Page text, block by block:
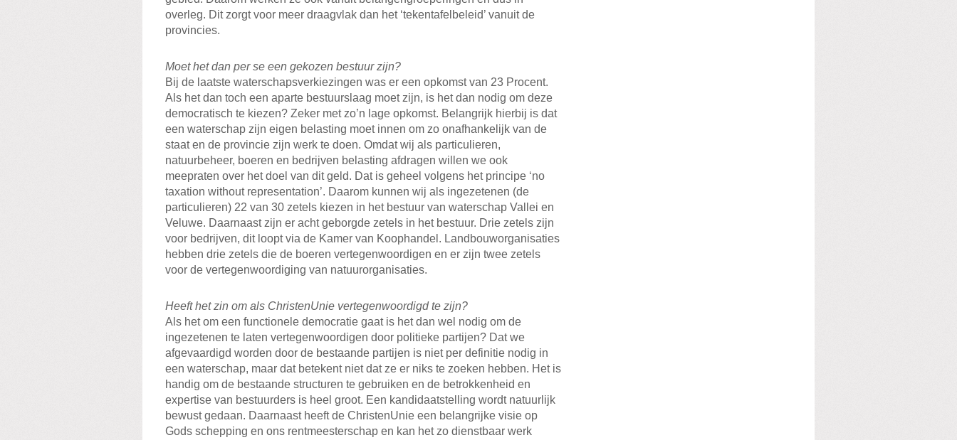
overleg. Dit zorgt voor meer draagvlak dan het ‘tekentafelbeleid’ vanuit de
provincies.
Moet het dan per se een gekozen bestuur zijn?
Bij de laatste waterschapsverkiezingen was er een opkomst van 23 Procent.
Als het dan toch een aparte bestuurslaag moet zijn, is het dan nodig om deze
democratisch te kiezen? Zeker met zo’n lage opkomst. Belangrijk hierbij is dat
een waterschap zijn eigen belasting moet innen om zo onafhankelijk van de
staat en de provincie zijn werk te doen. Omdat wij als particulieren,
natuurbeheer, boeren en bedrijven belasting afdragen willen we ook
meepraten over het doel van dit geld. Dat is geheel volgens het principe ‘no
taxation without representation’. Daarom kunnen wij als ingezetenen (de
particulieren) 22 van 30 zetels kiezen in het bestuur van waterschap Vallei en
Veluwe. Daarnaast zijn er acht geborgde zetels in het bestuur. Drie zetels zijn
voor bedrijven, dit loopt via de Kamer van Koophandel. Landbouworganisaties
hebben drie zetels die de boeren vertegenwoordigen en er zijn twee zetels
voor de vertegenwoordiging van natuurorganisaties.
Heeft het zin om als ChristenUnie vertegenwoordigd te zijn?
Als het om een functionele democratie gaat is het dan wel nodig om de
ingezetenen te laten vertegenwoordigen door politieke partijen? Dat we
afgevaardigd worden door de bestaande partijen is niet per definitie nodig in
een waterschap, maar dat betekent niet dat ze er niks te zoeken hebben. Het is
handig om de bestaande structuren te gebruiken en de betrokkenheid en
expertise van bestuurders is heel groot. Een kandidaatstelling wordt natuurlijk
bewust gedaan. Daarnaast heeft de ChristenUnie een belangrijke visie op
Gods schepping en ons rentmeesterschap en kan het zo dienstbaar werk